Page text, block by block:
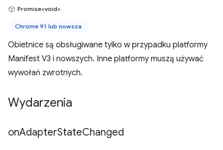
Promise<void>
Chrome 91 lub nowsza
Obietnice są obsługiwane tylko w przypadku platformy
Manifest V3 i nowszych. Inne platformy muszą używać
wywołań zwrotnych.
Wydarzenia
onAdapterStateChanged